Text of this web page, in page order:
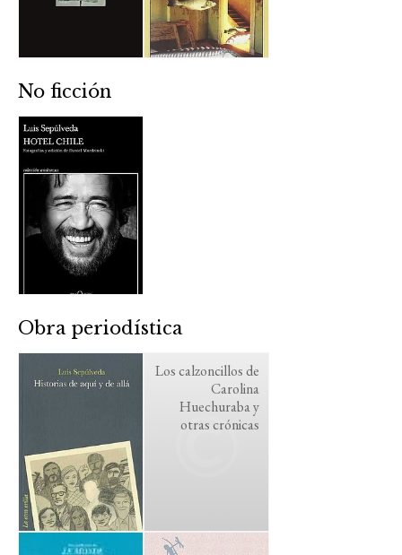
No ficción
Obra periodística
Los calzoncillos de
Carolina
Huechuraba y
otras crónicas